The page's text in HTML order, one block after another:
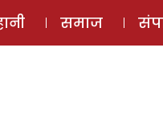
समाज